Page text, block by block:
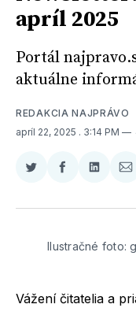
apríl 2025
Portál
aktuálne
REDAKCIA NAJPRÁVO
apríl 22, 2025 . 3:14 PM
Zdieľať
Twitter
Zdieľať
Facebooku
Zdieľať
Ilustračné foto:
Vážení čitatelia a